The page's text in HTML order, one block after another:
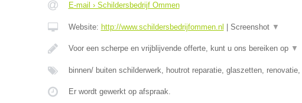
E-mail › Schildersbedrijf Ommen
Website: http://www.schildersbedrijfommen.nl Screenshot ▼
Voor een scherpe en vrijblijvende offerte, kunt u ons bereiken op ▼
binnen/ buiten schilderwerk, houtrot reparatie, glaszetten, renovatie,
Er wordt gewerkt op afspraak.